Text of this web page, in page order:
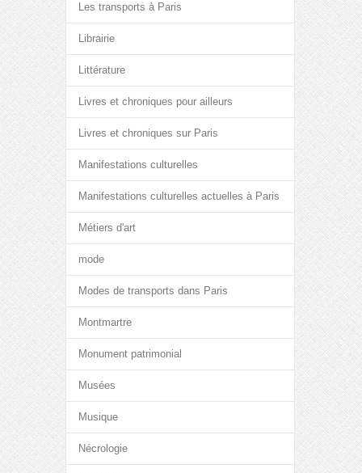
Les transports à Paris
Librairie
Littérature
Livres et chroniques pour ailleurs
Livres et chroniques sur Paris
Manifestations culturelles
Manifestations culturelles actuelles à Paris
Métiers d'art
mode
Modes de transports dans Paris
Montmartre
Monument patrimonial
Musées
Musique
Nécrologie